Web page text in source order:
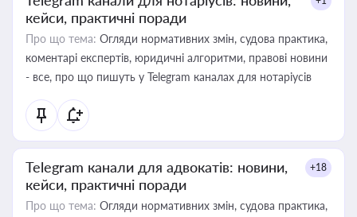
кейси, практичні поради
Про що тема: Огляди нормативних змін, судова практика,
коментарі експертів, юридичні алгоритми, правові новини
- все, про що пишуть у Telegram каналах для нотаріусів
Telegram канали для адвокатів: новини,
кейси, практичні поради
+18
Про що тема: Огляди нормативних змін, судова практика,